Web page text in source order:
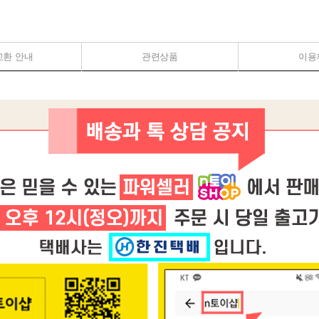
환 안내 관련상품 이용